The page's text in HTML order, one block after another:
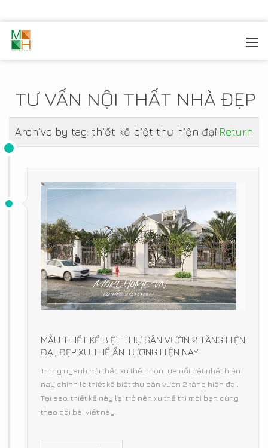
TƯ VẤN NỘI THẤT NHÀ ĐẸP
Archive by tag: thiết kế biệt thự hiện đại Return
MẪU THIẾT KẾ BIỆT THỰ SÂN VƯỜN 2 TẦNG HIỆN
ĐẠI, ĐẸP XU THẾ ẤN TƯỢNG HIỆN NAY
Trong ngành nội thất, xu thế chọn lựa nổi bật nhất hiện
nay chính là thiết kế biệt thự sân vườn 2 tầng hiện đại.
Tại sao, thiết kế này lại trở nên xu thế thì mời bạn cùng
theo dõi bài viết này.